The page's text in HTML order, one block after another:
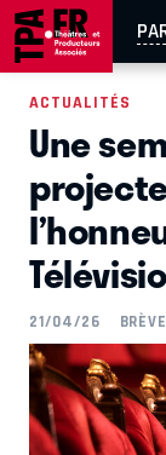
AIX-
EN TOURNÉE
ACTUALITÉS
Une
21/04/26